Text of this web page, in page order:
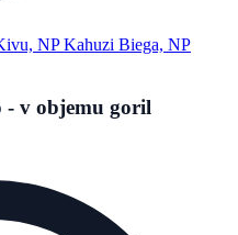
NP Kahuzi Biega, NP
- v objemu goril